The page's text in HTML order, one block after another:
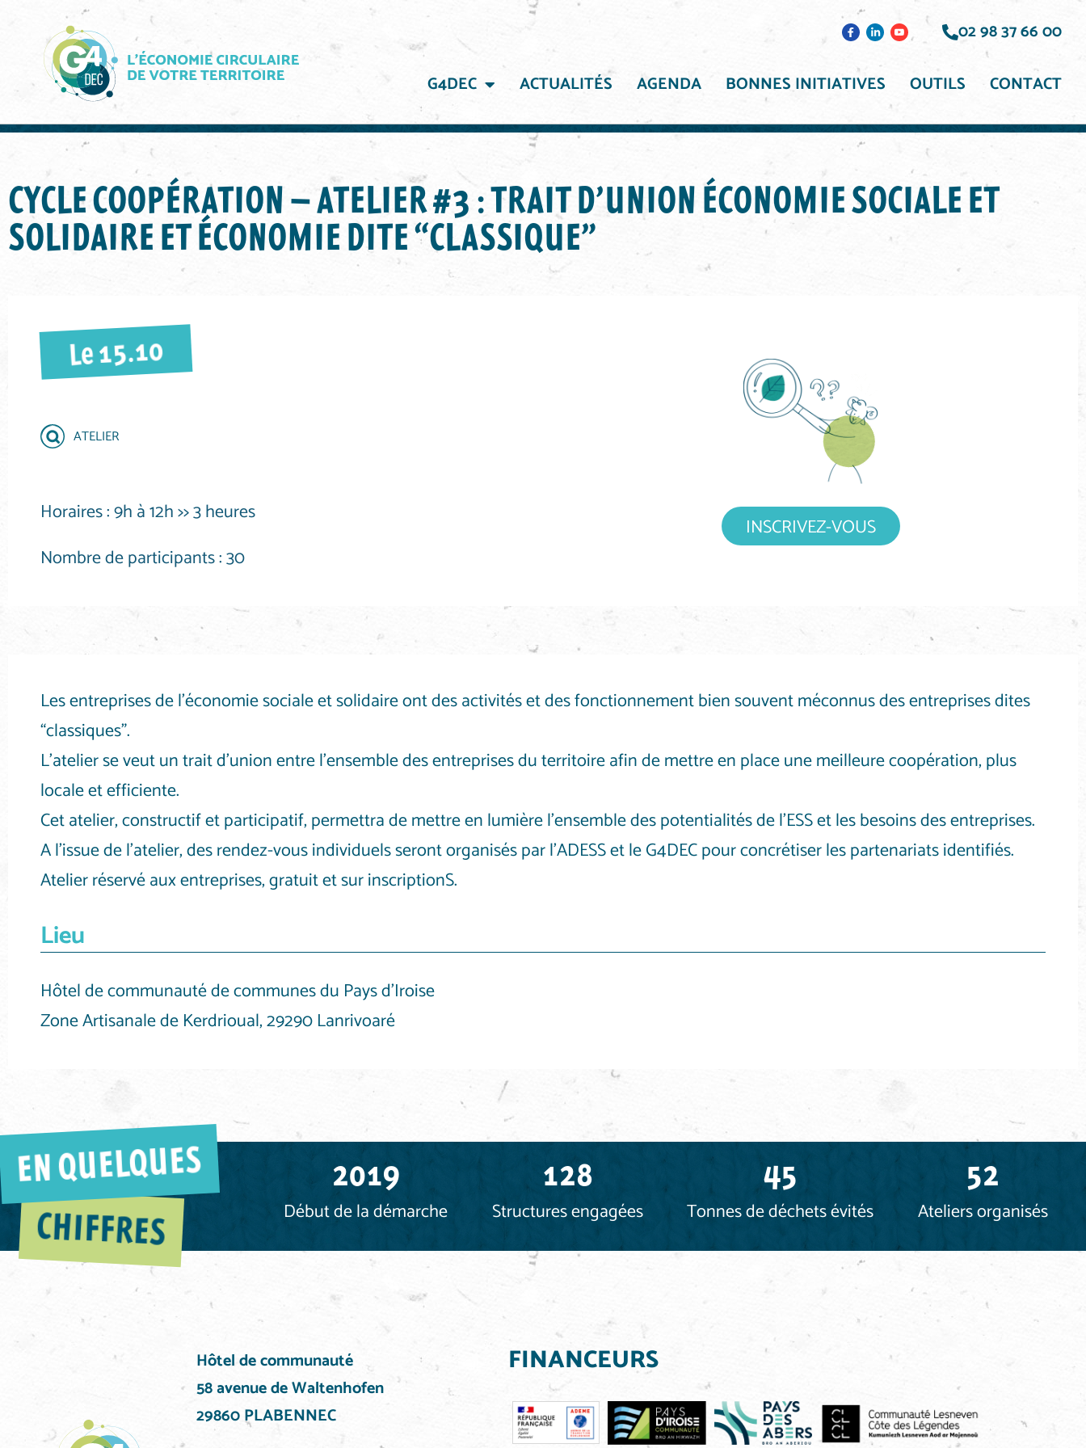
02 98 37 66 00
G4DEC
ACTUALITÉS AGENDA BONNES INITIATIVES OUTILS CONTACT
ACCUEIL»AGENDA CYCLE COOPÉRATION – ATELIER #3 : TRAIT D’UNION ÉCONOMIE SOCIALE ET SOLIDAIRE ET ÉCONOMIE DITE “CLASSIQUE”
CYCLE COOPÉRATION – ATELIER #3 : TRAIT D’UNION ÉCONOMIE SOCIALE ET
SOLIDAIRE ET ÉCONOMIE DITE “CLASSIQUE”
Le15.10
ATELIER
Horaires :9h à 12h >> 3 heures
Nombre de participants :30
INSCRIVEZ-VOUS
Les entreprises de l’économie sociale et solidaire ont des activités et des fonctionnement bien souvent méconnus des entreprises dites
“classiques”.
L’atelier se veut un trait d’union entre l’ensemble des entreprises du territoire afin de mettre en place une meilleure coopération, plus
locale et efficiente.
Cet atelier, constructif et participatif, permettra de mettre en lumière l’ensemble des potentialités de l’ESS et les besoins des entreprises.
A l’issue de l’atelier, des rendez-vous individuels seront organisés par l’ADESS et le G4DEC pour concrétiser les partenariats identifiés.
Atelier réservé aux entreprises, gratuit et sur inscriptionS.
Lieu
Hôtel de communauté de communes du Pays d’Iroise
Zone Artisanale de Kerdrioual, 29290 Lanrivoaré
EN QUELQUES
CHIFFRES Début de la démarche
2019
Structures engagées
128
Tonnes de déchets évités
45
Ateliers organisés
52
Hôtel de communauté
58 avenue de Waltenhofen
29860 PLABENNEC
FINANCEURS